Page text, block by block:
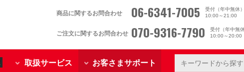
商品に関するお問合わせ 06-6341-7005
受付（年中無休）
10:00～21:00
ご注文に関するお問合わせ 070-9316-7790
受付（年中無
10:00～20:00
取扱サービス お客さまサポート